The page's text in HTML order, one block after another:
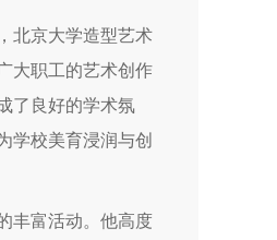
北京大学造型艺术
大职工的艺术创作
了良好的学术氛
学校美育浸润与创
丰富活动。他高度